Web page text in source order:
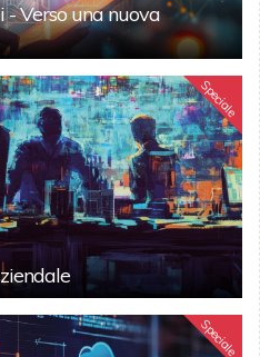
- Verso una nuova
Speciale
Speciale